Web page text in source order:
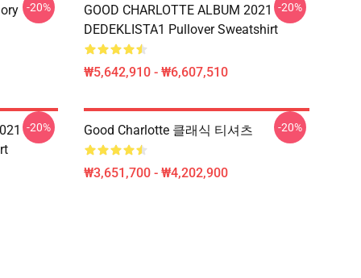
-20%
GOOD CHARLOTTE ALBUM 2021
DEDEKLISTA1 Pullover Sweatshirt
₩5,642,910 - ₩6,607,510
-20%
-20% Good Charlotte 클래식 티셔츠
₩3,651,700 - ₩4,202,900
-20%